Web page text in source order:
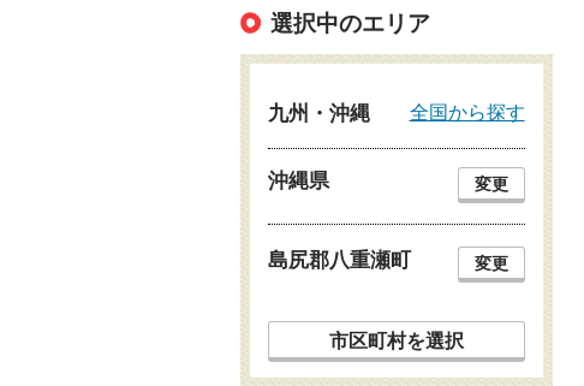
選択中のエリア
九州・沖縄 全国から探す
沖縄県 変更
島尻郡八重瀬町 変更
市区町村を選択